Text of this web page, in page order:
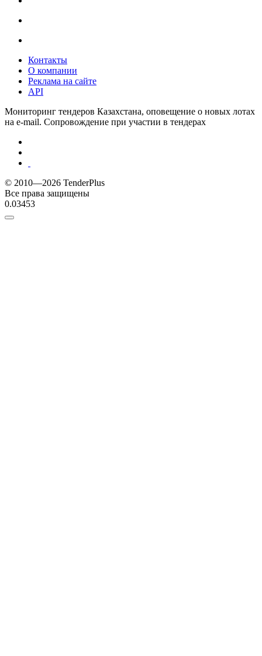
Контакты
О компании
Реклама на сайте
API
Мониторинг тендеров Казахстана, оповещение о новых лотах
на e-mail. Сопровождение при участии в тендерах
© 2010—2026 TenderPlus
Все права защищены
0.03453